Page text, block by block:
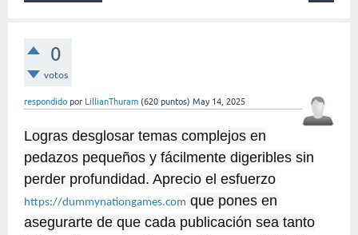
0
votos
respondido por LillianThuram (620 puntos) May 14, 2025
Logras desglosar temas complejos en
pedazos pequeños y fácilmente digeribles sin
perder profundidad. Aprecio el esfuerzo
https://dummynationgames.com que pones en
asegurarte de que cada publicación sea tanto